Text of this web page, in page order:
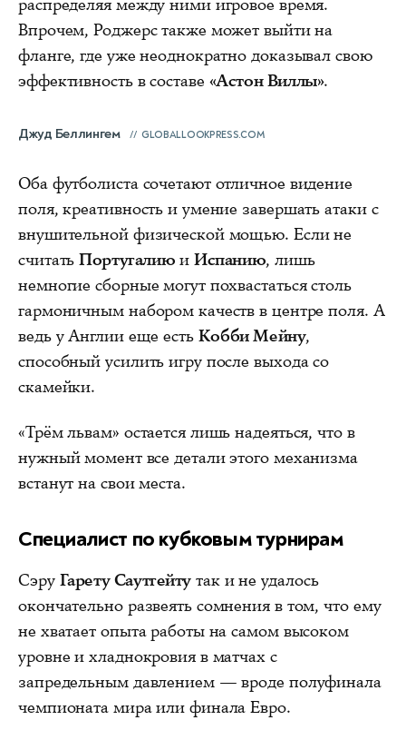
Впрочем, Роджерс также может выйти на
фланге, где уже неоднократно доказывал свою
эффективность в составе «Астон Виллы».
Джуд Беллингем GLOBALLOOKPRESS.COM
Оба футболиста сочетают отличное видение
поля, креативность и умение завершать атаки с
внушительной физической мощью. Если не
считатьПортугалию и Испанию, лишь
немногие сборные могут похвастаться столь
гармоничным набором качеств в центре поля. А
ведь у Англии еще есть Кобби Мейну,
способный усилить игру после выхода со
скамейки.
«Трём львам» остается лишь надеяться, что в
нужный момент все детали этого механизма
встанут на свои места.
Специалист по кубковым турнирам
Сэру Гарету Саутгейту так и не удалось
окончательно развеять сомнения в том, что ему
не хватает опыта работы на самом высоком
уровне и хладнокровия в матчах с
запредельным давлением — вроде полуфинала
чемпионата мира или финала Евро.